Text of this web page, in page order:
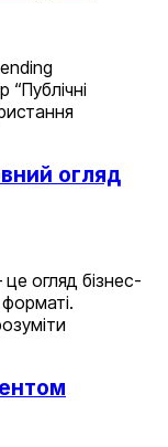
“Публічні
огляд
огляд бізнес-